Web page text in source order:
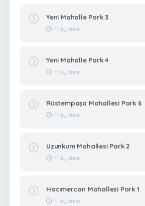
Yeni Mahalle Park 3
11 ay önce
Yeni Mahalle Park 4
11 ay önce
Rüstempaşa Mahallesi Park 6
11 ay önce
Uzunkum Mahallesi Park 2
11 ay önce
Hacımercan Mahallesi Park 1
11 ay önce